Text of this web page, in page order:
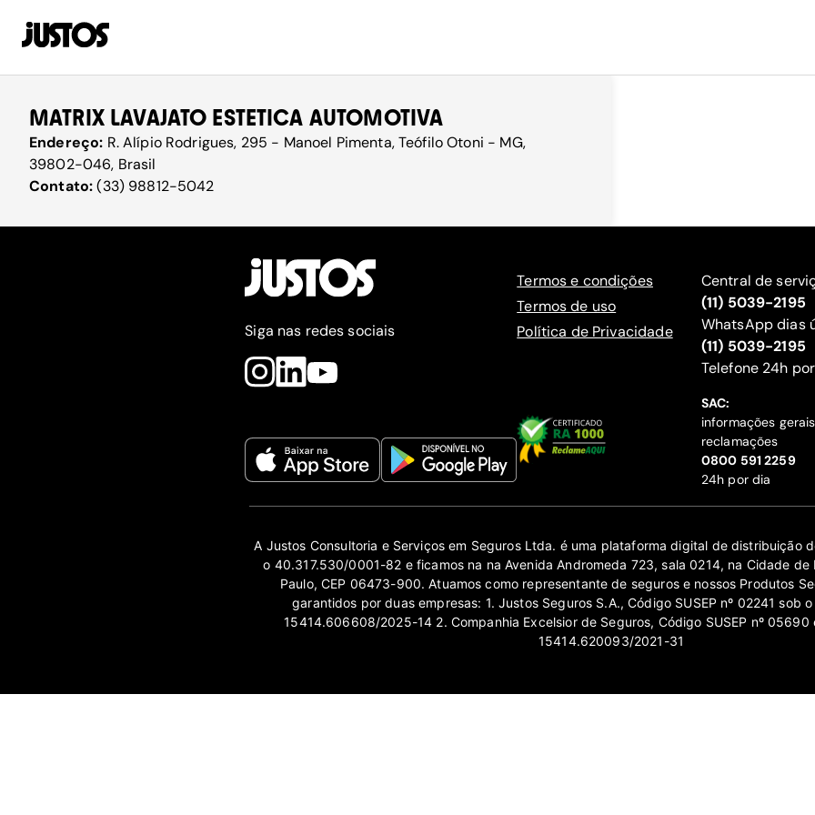
MATRIX LAVAJATO ESTETICA AUTOMOTIVA
Endereço: R. Alípio Rodrigues, 295 - Manoel Pimenta, Teófilo Otoni - MG,
39802-046, Brasil
Contato:(33) 98812-5042
Siga nas redes sociais
Termos e condições
Termos de uso
Política de Privacidade
Central de
(11) 5039-2195
WhatsApp dias
(11) 5039-2195
‍Telefone 24h
SAC:
informações
reclamações
‍0800 591 2259
24h por dia
A Justos Consultoria e Serviços em Seguros Ltda. é uma plataforma digital de distribuição
o 40.317.530/0001-82 e ficamos na na Avenida Andromeda 723, sala 0214, na Cidade de
Paulo, CEP 06473-900. Atuamos como representante de seguros e nossos Produtos
garantidos por duas empresas: 1. Justos Seguros S.A., Código SUSEP nº 02241 sob
15414.606608/2025-14 2. Companhia Excelsior de Seguros, Código SUSEP nº 05690
15414.620093/2021-31